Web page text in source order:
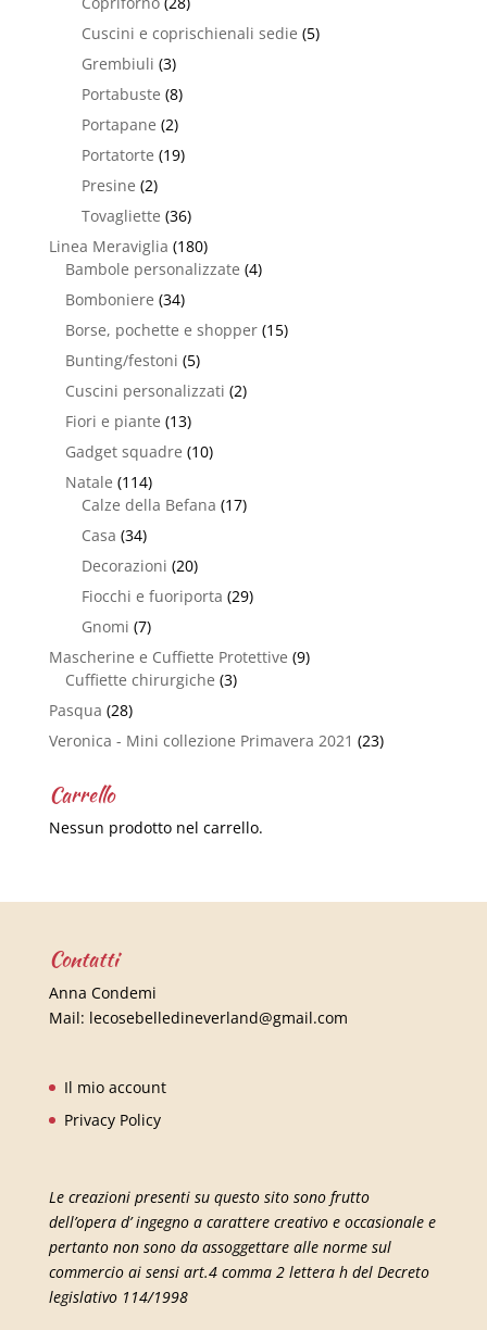
Cuscini e coprischienali sedie (5)
Grembiuli (3)
Portabuste (8)
Portapane (2)
Portatorte (19)
Presine (2)
Tovagliette (36)
Linea Meraviglia (180)
Bambole personalizzate (4)
Bomboniere (34)
Borse, pochette e shopper (15)
Bunting/festoni (5)
Cuscini personalizzati (2)
Fiori e piante (13)
Gadget squadre (10)
Natale (114)
Calze della Befana (17)
Casa (34)
Decorazioni (20)
Fiocchi e fuoriporta (29)
Gnomi (7)
Mascherine e Cuffiette Protettive (9)
Cuffiette chirurgiche (3)
Pasqua (28)
Veronica - Mini collezione Primavera 2021 (23)
Carrello
Nessun prodotto nel carrello.
Contatti
Anna Condemi
Mail: lecosebelledineverland@gmail.com
Il mio account
Privacy Policy
Le creazioni presenti su questo sito sono frutto
dell’opera d’ ingegno a carattere creativo e occasionale e
pertanto non sono da assoggettare alle norme sul
commercio ai sensi art.4 comma 2 lettera h del Decreto
legislativo 114/1998